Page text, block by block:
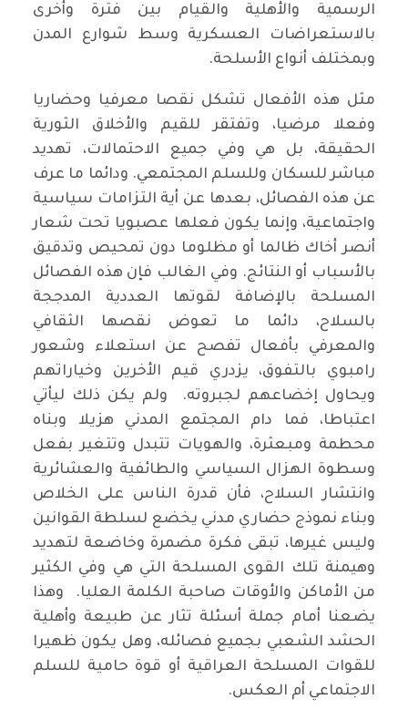
الرسمية والأهلية والقيام بين فترة وأخرى
بالاستعراضات العسكرية وسط شوارع المدن
وبمختلف أنواع الأسلحة.
مثل هذه الأفعال تشكل نقصا معرفيا وحضاريا
وفعلا مرضيا، وتفتقر للقيم والأخلاق الثورية
الحقيقة، بل هي وفي جميع الاحتمالات، تهديد
مباشر للسكان وللسلم المجتمعي. ودائما ما عرف
عن هذه الفصائل، بعدها عن أية التزامات سياسية
واجتماعية، وإنما يكون فعلها عصبويا تحت شعار
أنصر أخاك ظالما أو مظلوما دون تمحيص وتدقيق
بالأسباب أو النتائج. وفي الغالب فإن هذه الفصائل
المسلحة بالإضافة لقوتها العددية المدججة
بالسلاح، دائما ما تعوض نقصها الثقافي
والمعرفي بأفعال تفصح عن استعلاء وشعور
رامبوي بالتفوق، يزدري قيم الأخرين وخياراتهم
ويحاول إخضاعهم لجبروته. ولم يكن ذلك ليأتي
اعتباطا، فما دام المجتمع المدني هزيلا وبناه
محطمة ومبعثرة، والهويات تتبدل وتتغير بفعل
وسطوة الهزال السياسي والطائفية والعشائرية
وانتشار السلاح، فأن قدرة الناس على الخلاص
وبناء نموذج حضاري مدني يخضع لسلطة القوانين
وليس غيرها، تبقى فكرة مضمرة وخاضعة لتهديد
وهيمنة تلك القوى المسلحة التي هي وفي الكثير
من الأماكن والأوقات صاحبة الكلمة العليا. وهذا
يضعنا أمام جملة أسئلة تثار عن طبيعة وأهلية
الحشد الشعبي بجميع فصائله، وهل يكون ظهيرا
للقوات المسلحة العراقية أو قوة حامية للسلم
الاجتماعي أم العكس.